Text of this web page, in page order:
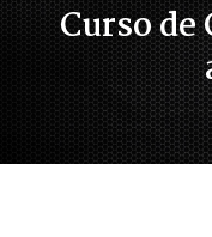
Curso